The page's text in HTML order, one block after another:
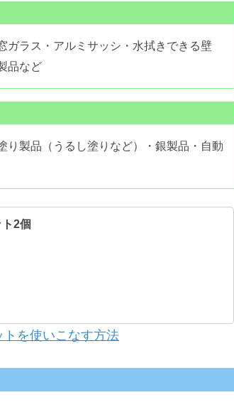
ガラス・アルミサッシ・水拭きできる壁
品など
り製品（うるし塗りなど）・銀製品・自動
2個
を使いこなす方法